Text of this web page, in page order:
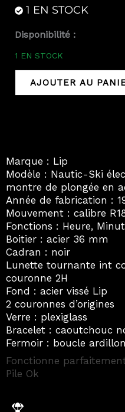
1 EN STOCK
Disponibilité :
1 EN STOCK
quantité
Nautic-
Ski
AJOUTER AU
Marque : Lip
Modèle : Nautic-Ski
montre de plongée en
Année de fabrication :
Mouvement : calibre
Fonctions : Heure,
Boitier : acier 36 mm
Cadran : noir
Lunette tournante int
couronne 2H
Fond : acier vissé Lip
2 couronnes d’origines
Verre : plexiglass
Bracelet : caoutchouc
Fermoir : boucle ardillon
Fonctionne
Pile Ok